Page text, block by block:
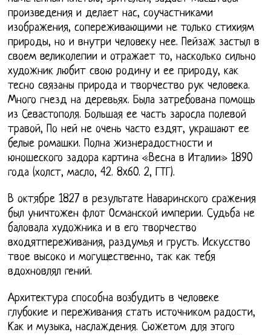
произведения и делает нас, соучастниками
изображения, сопереживающими не только стихиям
природы, но и внутри человеку нее. Пейзаж застыл в
своем великолепии и отражает то, насколько сильно
художник любит свою родину и ее природу, как
тесно связаны природа и творчество рук человека.
Много гнезд на деревьях. Была затребована помощь
из Севастополя. Большая ее часть заросла полевой
травой, По ней не очень часто ездят, украшают ее
белые ромашки. Полна жизнерадостности и
юношеского задора картина «Весна в Италии» 1890
года (холст, масло, 42. 8x60. 2, ГТГ).
В октябре 1827 в результате Наваринского сражения
был уничтожен флот Османской империи. Судьба не
баловала художника и в его творчество
входятпереживания, раздумья и грусть. Искусство
твое высоко и могущественно, так как тебя
вдохновлял гений.
Архитектура способна возбудить в человеке
глубокие и переживания стать источником радости,
Как и музыка, наслаждения. Сюжетом для этого